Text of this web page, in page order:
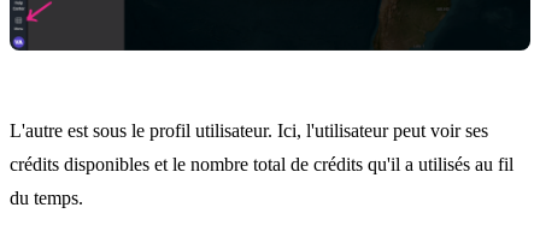
L'autre est sous le profil utilisateur. Ici, l'utilisateur peut voir ses
crédits disponibles et le nombre total de crédits qu'il a utilisés au fil
du temps.